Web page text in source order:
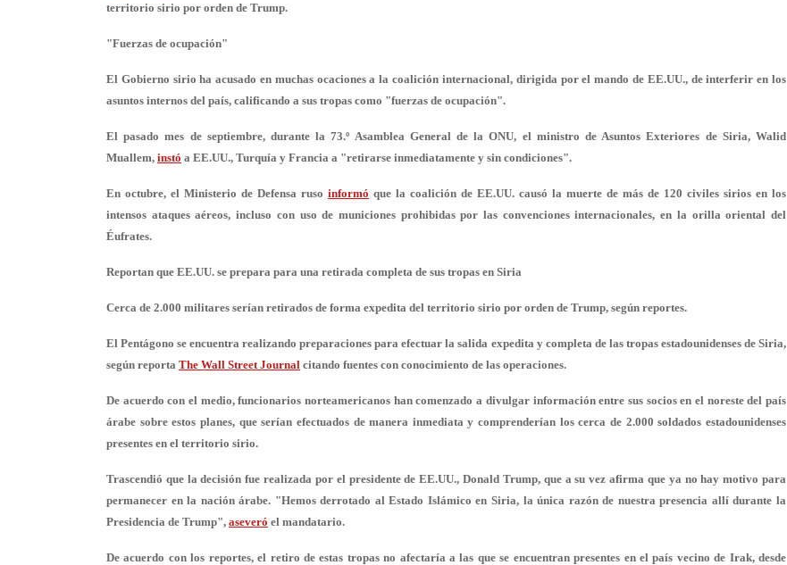
territorio sirio por orden de Trump.
"Fuerzas de ocupación"
El Gobierno sirio ha acusado en muchas ocaciones a la coalición internacional, dirigida por el mando de EE.UU., de interferir en los
asuntos internos del país, calificando a sus tropas como "fuerzas de ocupación".
El pasado mes de septiembre, durante la 73.º Asamblea General de la ONU, el ministro de Asuntos Exteriores de Siria, Walid
Muallem, instó a EE.UU., Turquía y Francia a "retirarse inmediatamente y sin condiciones".
En octubre, el Ministerio de Defensa ruso informó que la coalición de EE.UU. causó la muerte de más de 120 civiles sirios en los
intensos ataques aéreos, incluso con uso de municiones prohibidaspor las convenciones internacionales, en la orilla oriental del
Éufrates.
Reportan que EE.UU. se prepara para una retirada completa de sus tropas en Siria
Cerca de 2.000 militares serían retirados de forma expedita del territorio sirio por orden de Trump, según reportes.
El Pentágono se encuentra realizando preparaciones para efectuar la salida expedita y completa de las tropas estadounidenses de Siria,
según reporta The Wall Street Journal citando fuentes con conocimiento de las operaciones.
De acuerdo con el medio, funcionarios norteamericanos han comenzado a divulgar información entre sus socios en el noreste del país
árabe sobre estos planes, que serían efectuados de manera inmediata y comprenderían los cerca de 2.000 soldados estadounidenses
presentes en el territorio sirio.
Trascendió que la decisión fue realizada por el presidente de EE.UU., Donald Trump, que a su vez afirma que ya no hay motivo para
permanecer en la nación árabe. "Hemos derrotado al Estado Islámico en Siria, la única razón de nuestra presencia allí durante la
Presidencia de Trump", aseveró el mandatario.
De acuerdo con los reportes, el retiro de estas tropasno afectaría a las que se encuentran presentes en el país vecino de Irak, desde